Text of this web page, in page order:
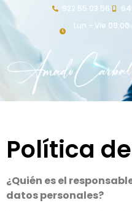
922 55 03 56
Lun - Vie
Política
¿Quién es el
datos personales?